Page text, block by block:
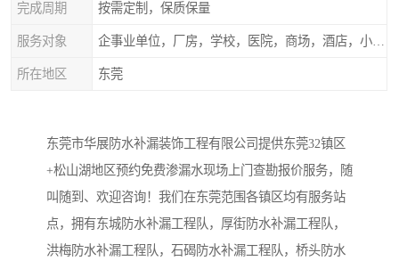
完成周期 按需定制，保质保量
服务对象
所在地区 东莞
东莞市华展防水补漏装饰工程有限公司提供东莞32镇区
+松山湖地区预约免费渗漏水现场上门查勘报价服务，随
叫随到、欢迎咨询！我们在东莞范围各镇区均有服务站
点，拥有东城防水补漏工程队，厚街防水补漏工程队，
洪梅防水补漏工程队，石碣防水补漏工程队，桥头防水